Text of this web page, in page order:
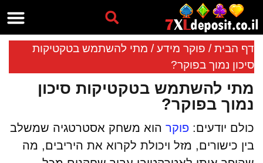
דף הבית/ פוקר מידע/ מתי להשתמש בטקטיקות
סיכון נמוך בפוקר?
מתי להשתמש בטקטיקות סיכון
נמוך בפוקר?
כולם יודעים: פוקר הוא משחק אסטרטגיה שמשלב
בין כישורים, מזל ויכולת לקרוא את היריבים, מה